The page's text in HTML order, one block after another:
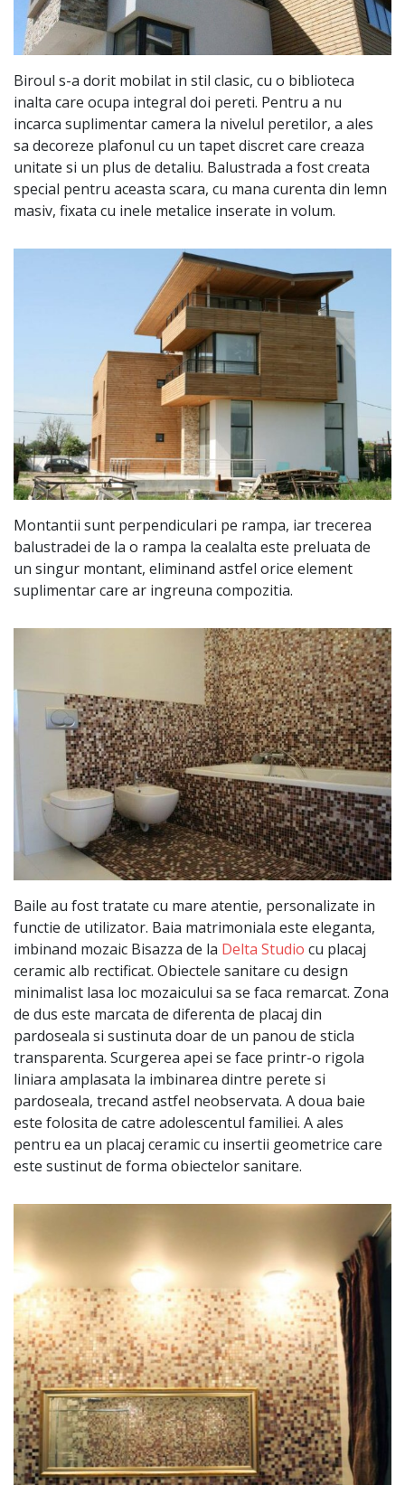
Biroul s-a dorit mobilat in stil clasic, cu o biblioteca
inalta care ocupa integral doi pereti. Pentru a nu
incarca suplimentar camera la nivelul peretilor, a ales
sa decoreze plafonul cu un tapet discret care creaza
unitate si un plus de detaliu. Balustrada a fost creata
special pentru aceasta scara, cu mana curenta din lemn
masiv, fixata cu inele metalice inserate in volum.
Montantii sunt perpendiculari pe rampa, iar trecerea
balustradei de la o rampa la cealalta este preluata de
un singur montant, eliminand astfel orice element
suplimentar care ar ingreuna compozitia.
Baile au fost tratate cu mare atentie, personalizate in
functie de utilizator. Baia matrimoniala este eleganta,
imbinand mozaic Bisazza de la Delta Studio cu placaj
ceramic alb rectificat. Obiectele sanitare cu design
minimalist lasa loc mozaicului sa se faca remarcat. Zona
de dus este marcata de diferenta de placaj din
pardoseala si sustinuta doar de un panou de sticla
transparenta. Scurgerea apei se face printr-o rigola
liniara amplasata la imbinarea dintre perete si
pardoseala, trecand astfel neobservata. A doua baie
este folosita de catre adolescentul familiei. A ales
pentru ea un placaj ceramic cu insertii geometrice care
este sustinut de forma obiectelor sanitare.